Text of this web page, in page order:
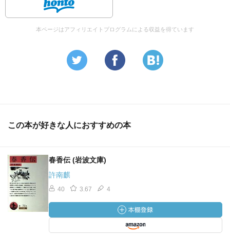
本ページはアフィリエイトプログラムによる収益を得ています
この本が好きな人におすすめの本
春香伝 (岩波文庫)
許南麒
40 3.67 4